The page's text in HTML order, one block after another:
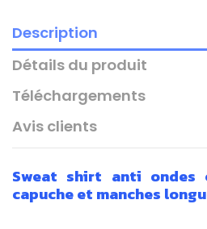
Description
Détails du produit
Téléchargements
Avis clients
Sweat shirt anti ondes
capuche et manches